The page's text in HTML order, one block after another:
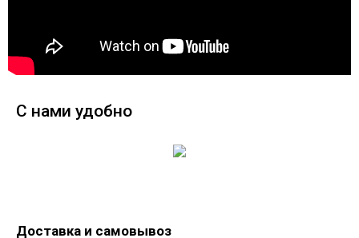
С нами удобно
Доставка и самовывоз